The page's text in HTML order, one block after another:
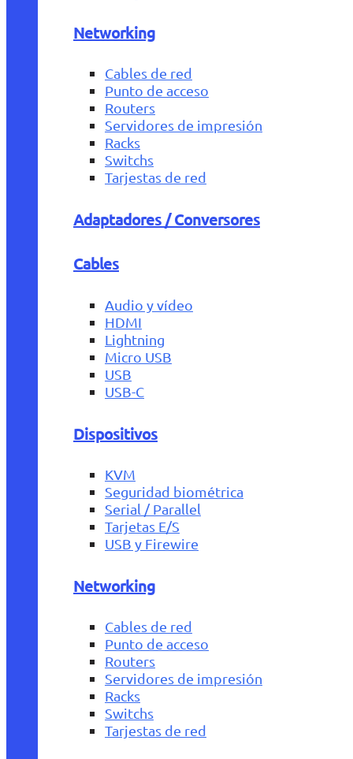
Networking
Cables de red
Punto de acceso
Routers
Servidores de impresión
Racks
Switchs
Tarjestas de red
Adaptadores / Conversores
Cables
Audio y vídeo
HDMI
Lightning
Micro USB
USB
USB-C
Dispositivos
KVM
Seguridad biométrica
Serial / Parallel
Tarjetas E/S
USB y Firewire
Networking
Cables de red
Punto de acceso
Routers
Servidores de impresión
Racks
Switchs
Tarjestas de red